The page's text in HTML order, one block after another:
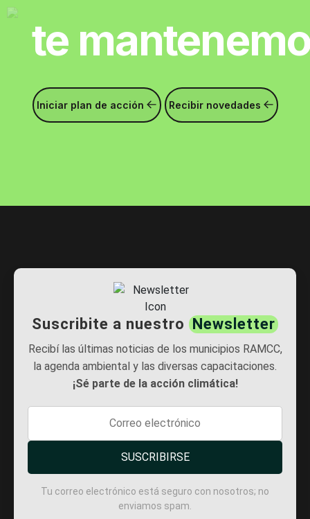
te
Iniciar plan de acción Recibir novedades
Suscribite a nuestro Newsletter
Recibí las últimas noticias de los municipios RAMCC,
la agenda ambiental y las diversas capacitaciones.
¡Sé parte de la acción climática!
SUSCRIBIRSE
Tu correo electrónico está seguro con nosotros; no
enviamos spam.